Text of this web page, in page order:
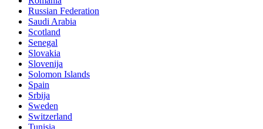
Russian Federation
Saudi Arabia
Scotland
Senegal
Slovakia
Slovenija
Solomon Islands
Spain
Srbija
Sweden
Switzerland
Tunisia